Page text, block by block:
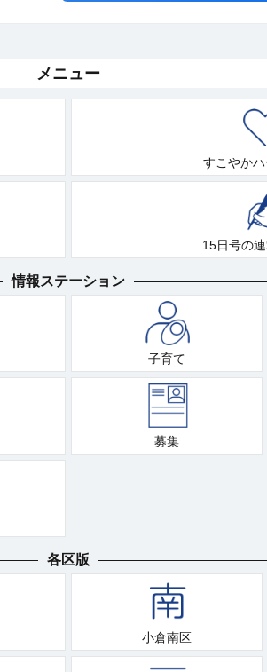
メニュー
すこやか
15日号の
情報ステーション
子育て
募集
各区版
小倉南区